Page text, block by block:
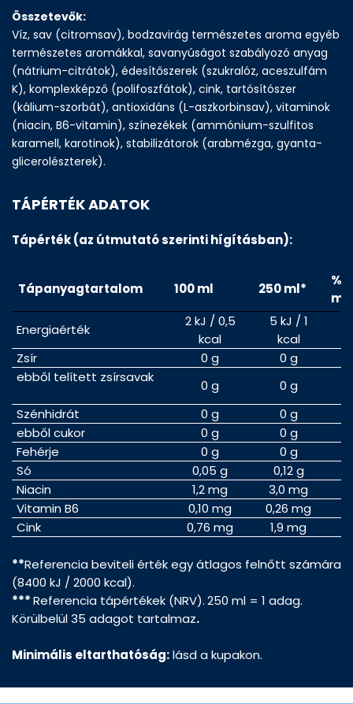
Összetevők:
Víz, sav (citromsav), bodzavirág természetes aroma egyéb
természetes aromákkal, savanyúságot szabályozó anyag
(nátrium-citrátok), édesítőszerek (szukralóz, aceszulfám
K), komplexképző (polifoszfátok), cink, tartósítószer
(kálium-szorbát), antioxidáns (L-aszkorbinsav), vitaminok
(niacin, B6-vitamin), színezékek (ammónium-szulfitos
karamell, karotinok), stabilizátorok (arabmézga, gyanta-
glicerolészterek).
TÁPÉRTÉK ADATOK
Tápérték (az útmutató szerinti hígításban):
Tápanyagtartalom 100 ml 250 ml*
%
Energiaérték
2 kJ / 0,5
kcal
5 kJ / 1
kcal
Zsír
0 g
0 g
ebből telített zsírsavak
0 g
0 g
Szénhidrát
0 g
0 g
ebből cukor
0 g
0 g
Fehérje
0 g
0 g
Só
0,05 g
0,12 g
Niacin
1,2 mg 3,0 mg
Vitamin B6
0,10 mg 0,26 mg
Cink
0,76 mg 1,9 mg
**Referencia beviteli érték egy átlagos felnőtt számára
(8400 kJ / 2000 kcal).
***Referencia tápértékek (NRV).250 ml = 1 adag.
Körülbelül 35 adagot tartalmaz.
Minimális eltarthatóság:lásd a kupakon.